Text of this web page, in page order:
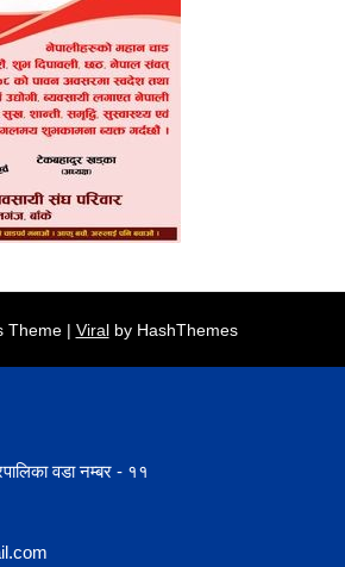
Theme | Viralby HashThemes
वडा नम्बर - ११